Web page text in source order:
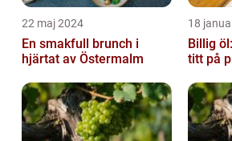
22 maj 2024
En smakfull brunch i
hjärtat av Östermalm
18
Billig
titt på